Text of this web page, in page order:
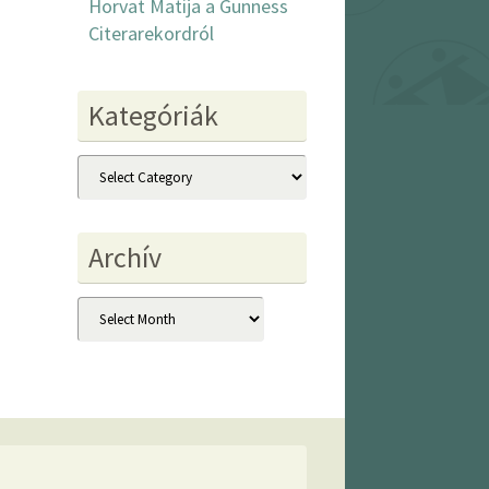
Horvat Matija a Gunness
Citerarekordról
Kategóriák
Kategóriák
Archív
Archív